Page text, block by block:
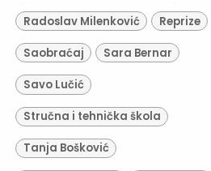
Radoslav Milenković Reprize
Saobraćaj Sara Bernar
Savo Lučić
Stručna i tehnička škola
Tanja Bošković